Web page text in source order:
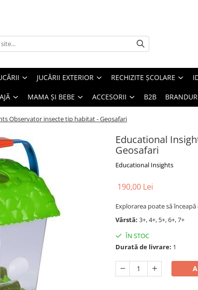
JUCĂRII EXTERIOR RECHIZITE ȘCOLARE
MAMA ȘI BEBE ACCESORII B2B
Observator insecte tip habitat - Geosafari
Educational
Geosafari
Educational Insights
190,00 Lei
Explorarea poate să
Vârstă: 3+, 4+, 5+, 6+, 7+
ÎN STOC
Durată de livrare: 1